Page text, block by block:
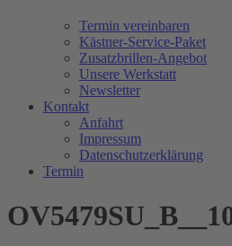
Termin vereinbaren
Kästner-Service-Paket
Zusatzbrillen-Angebot
Unsere Werkstatt
Newsletter
Kontakt
Anfahrt
Impressum
Datenschutzerklärung
Termin